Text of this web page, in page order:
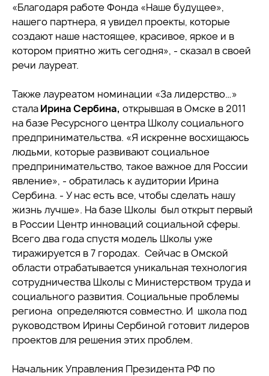
«Благодаря работе Фонда «Наше будущее»,
нашего партнера, я увидел проекты, которые
создают наше настоящее, красивое, яркое и в
котором приятно жить сегодня», - сказал в своей
речи лауреат.
Также лауреатом номинации «За лидерство…»
сталаИрина Сербина, открывшая в Омске в 2011
на базе Ресурсного центра Школу социального
предпринимательства. «Я искренне восхищаюсь
людьми, которые развивают социальное
предпринимательство, такое важное для России
явление», - обратилась к аудитории Ирина
Сербина. - У нас есть все, чтобы сделать нашу
жизнь лучше». На базе Школы был открыт первый
в России Центр инноваций социальной сферы.
Всего два года спустя модель Школы уже
тиражируется в 7 городах. Сейчас в Омской
области отрабатывается уникальная технология
сотрудничества Школы с Министерством труда и
социального развития. Социальные проблемы
региона определяются совместно. И школа под
руководством Ирины Сербиной готовит лидеров
проектов для решения этих проблем.
Начальник Управления Президента РФ по